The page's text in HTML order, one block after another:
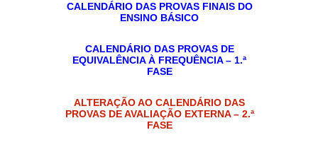
@parlamentodosjovens_esaq
@esaq.erasmus
@clube_robotica.esaq
CALENDÁRIO DAS PROVAS FINAIS DO
ENSINO BÁSICO
CALENDÁRIO DAS PROVAS DE
EQUIVALÊNCIA À FREQUÊNCIA – 1.ª
FASE
ALTERAÇÃO AO CALENDÁRIO DAS
PROVAS DE AVALIAÇÃO EXTERNA – 2.ª
FASE